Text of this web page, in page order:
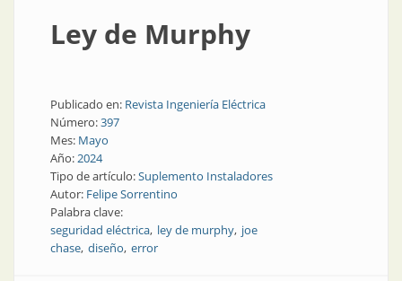
Ley de Murphy
Publicado en: Revista Ingeniería Eléctrica
Número:397
Mes: Mayo
Año:2024
Tipo de artículo:Suplemento Instaladores
Autor: Felipe Sorrentino
Palabra clave:
seguridad eléctrica ley de murphy joe
chase diseño error